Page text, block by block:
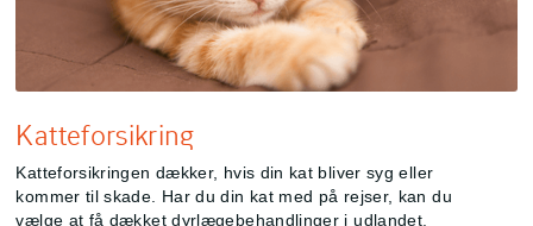
Katteforsikring
Katteforsikringen dækker, hvis din kat bliver syg eller
kommer til skade. Har du din kat med på rejser, kan du
vælge at få dækket dyrlægebehandlinger i udlandet.